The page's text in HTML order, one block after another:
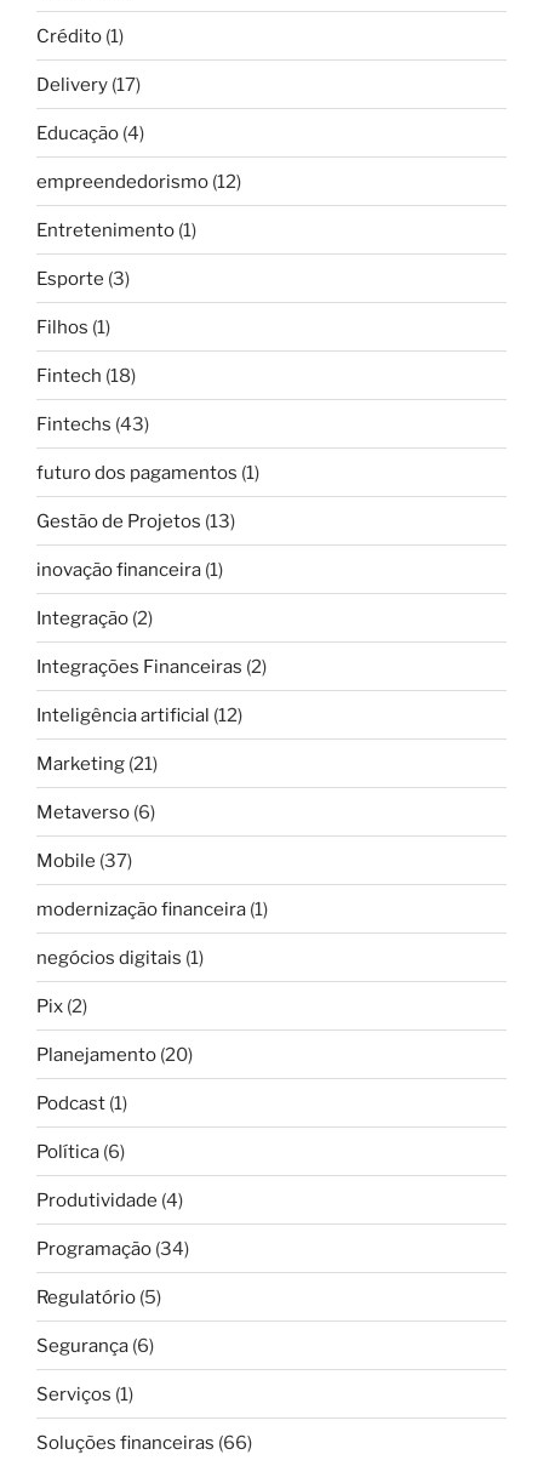
Crédito (1)
Delivery (17)
Educação (4)
empreendedorismo (12)
Entretenimento (1)
Esporte (3)
Filhos (1)
Fintech (18)
Fintechs (43)
futuro dos pagamentos (1)
Gestão de Projetos (13)
inovação financeira (1)
Integração (2)
Integrações Financeiras (2)
Inteligência artificial (12)
Marketing (21)
Metaverso (6)
Mobile (37)
modernização financeira (1)
negócios digitais (1)
Pix (2)
Planejamento (20)
Podcast (1)
Política (6)
Produtividade (4)
Programação (34)
Regulatório (5)
Segurança (6)
Serviços (1)
Soluções financeiras (66)